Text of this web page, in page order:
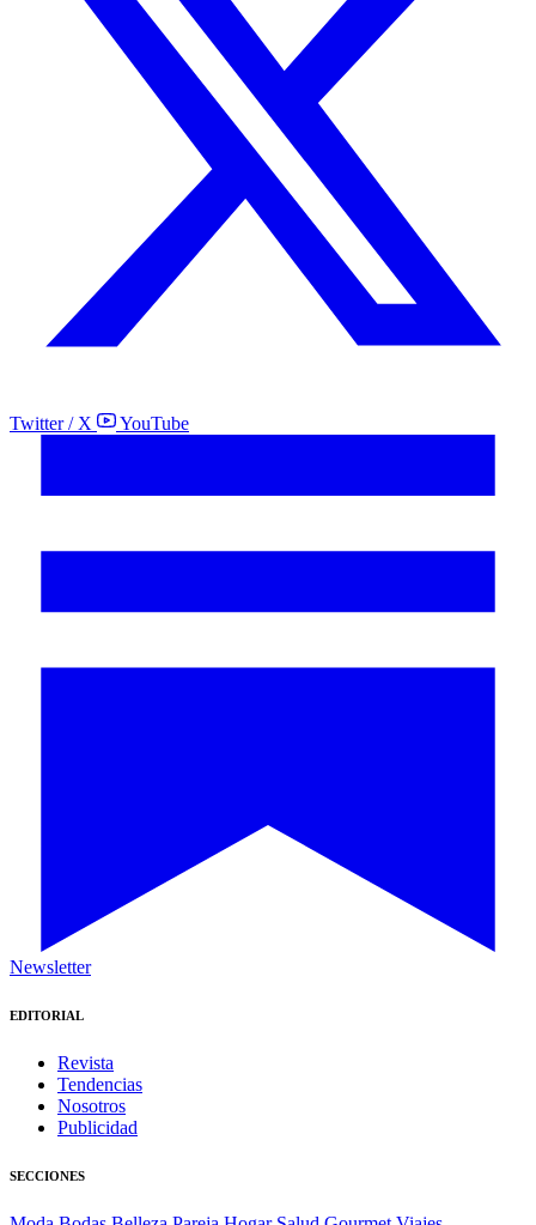
Twitter / X YouTube
Newsletter
EDITORIAL
Revista
Tendencias
Nosotros
Publicidad
SECCIONES